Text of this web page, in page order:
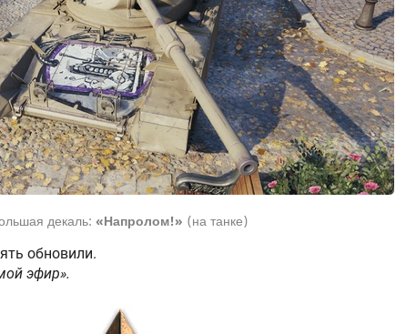
декаль: «Напролом!» (на танке)
обновили.
эфир».